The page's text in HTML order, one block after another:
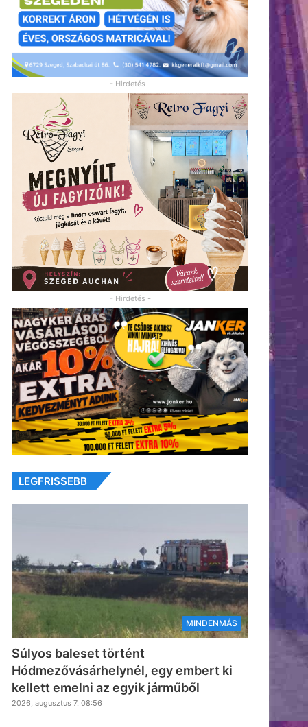
- Hirdetés -
- Hirdetés -
LEGFRISSEBB
MINDENMÁS
Súlyos baleset történt
Hódmezővásárhelynél, egy embert ki
kellett emelni az egyik járműből
2026, augusztus 7. 08:56